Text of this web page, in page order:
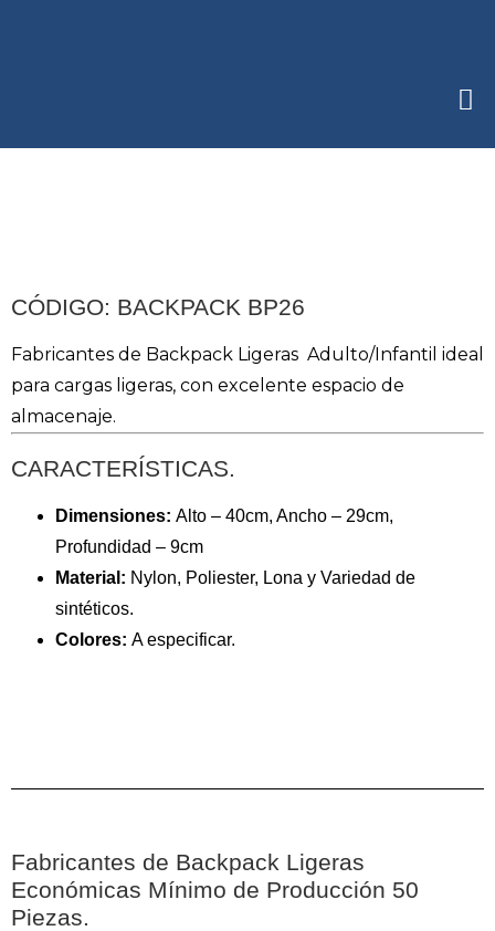
CÓDIGO: BACKPACK BP26
Fabricantes de Backpack Ligeras Adulto/Infantil ideal
para cargas ligeras, con excelente espacio de
almacenaje.
CARACTERÍSTICAS.
Dimensiones: Alto – 40cm, Ancho – 29cm,
Profundidad – 9cm
Material: Nylon, Poliester, Lona y Variedad de
sintéticos.
Colores: A especificar.
Fabricantes de Backpack Ligeras
Económicas Mínimo de Producción 50
Piezas.